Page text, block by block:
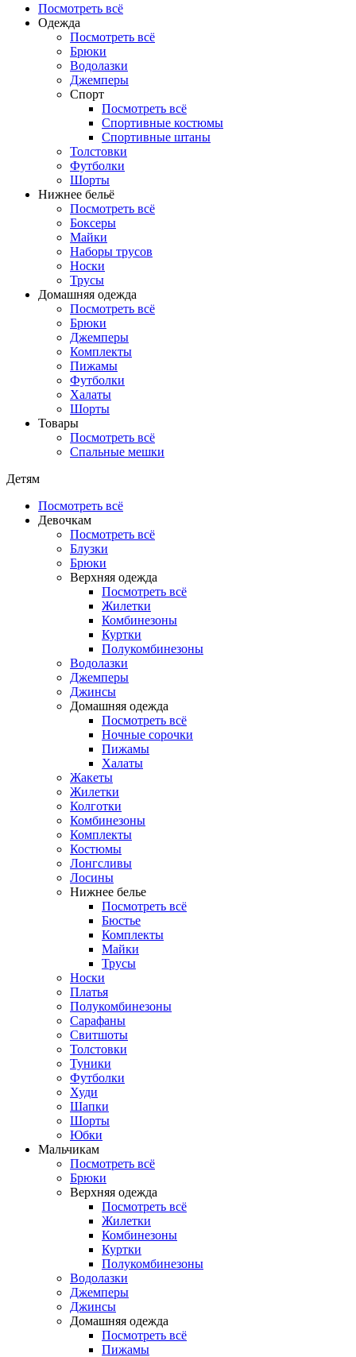
Посмотреть всё
Одежда
Посмотреть всё
Брюки
Водолазки
Джемперы
Спорт
Посмотреть всё
Спортивные костюмы
Спортивные штаны
Толстовки
Футболки
Шорты
Нижнее бельё
Посмотреть всё
Боксеры
Майки
Наборы трусов
Носки
Трусы
Домашняя одежда
Посмотреть всё
Брюки
Джемперы
Комплекты
Пижамы
Футболки
Халаты
Шорты
Товары
Посмотреть всё
Спальные мешки
Детям
Посмотреть всё
Девочкам
Посмотреть всё
Блузки
Брюки
Верхняя одежда
Посмотреть всё
Жилетки
Комбинезоны
Куртки
Полукомбинезоны
Водолазки
Джемперы
Джинсы
Домашняя одежда
Посмотреть всё
Ночные сорочки
Пижамы
Халаты
Жакеты
Жилетки
Колготки
Комбинезоны
Комплекты
Костюмы
Лонгсливы
Лосины
Нижнее белье
Посмотреть всё
Бюстье
Комплекты
Майки
Трусы
Носки
Платья
Полукомбинезоны
Сарафаны
Свитшоты
Толстовки
Туники
Футболки
Худи
Шапки
Шорты
Юбки
Мальчикам
Посмотреть всё
Брюки
Верхняя одежда
Посмотреть всё
Жилетки
Комбинезоны
Куртки
Полукомбинезоны
Водолазки
Джемперы
Джинсы
Домашняя одежда
Посмотреть всё
Пижамы